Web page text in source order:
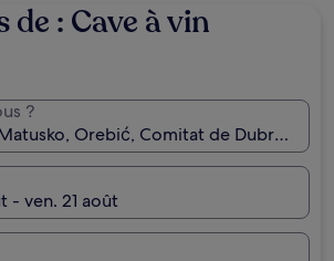
: Cave à vin
?
Orebić, Comitat de Dubrovnik-
- ven. 21 août